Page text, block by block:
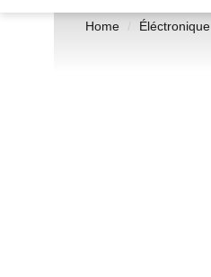
Home Éléctronique